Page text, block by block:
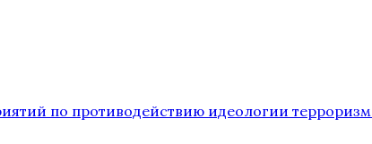
по противодействию идеологии